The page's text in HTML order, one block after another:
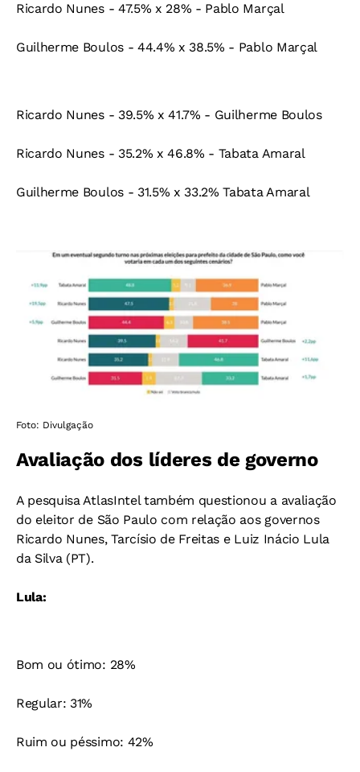
Ricardo Nunes - 47.5% x 28% - Pablo Marçal
Guilherme Boulos - 44.4% x 38.5% - Pablo Marçal
Ricardo Nunes - 39.5% x 41.7% - Guilherme Boulos
Ricardo Nunes - 35.2% x 46.8% - Tabata Amaral
Guilherme Boulos - 31.5% x 33.2% Tabata Amaral
Foto: Divulgação
Avaliação dos líderes de governo
A pesquisa AtlasIntel também questionou a avaliação
do eleitor de São Paulo com relação aos governos
Ricardo Nunes, Tarcísio de Freitas e Luiz Inácio Lula
da Silva (PT).
Lula:
Bom ou ótimo: 28%
Regular: 31%
Ruim ou péssimo: 42%